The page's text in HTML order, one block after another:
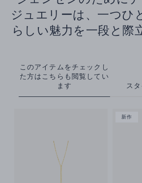
ジュエリーは、一つひ
らしい魅力を一段と際
このアイテムをチェックし
た方はこちらも閲覧してい
ます
ス